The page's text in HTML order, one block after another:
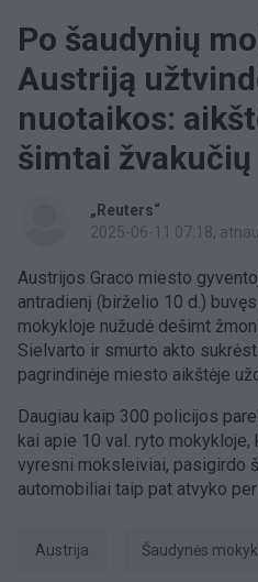
Po šaudynių
Austriją
nuotaikos:
šimtai žvakučių
„Reuters“
2025-06-11 07:18,
Austrijos Graco miesto
antradienį (birželio 10 d.)
mokykloje nužudė dešimt
Sielvarto ir smurto akto
pagrindinėje miesto aikštėje
Daugiau kaip 300 policijos
kai apie 10 val. ryto
vyresni moksleiviai, pasigirdo
automobiliai taip pat atvyko
Austrija šaudynės